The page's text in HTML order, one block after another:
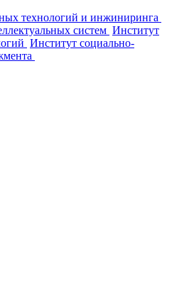
технологий и инжиниринга
систем Институт
Институт социально-